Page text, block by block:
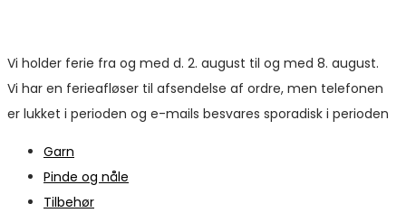
Vi holder ferie fra og med d. 2. august til og med 8. august.
Vi har en ferieafløser til afsendelse af ordre, men telefonen
er lukket i perioden og e-mails besvares sporadisk i perioden
Garn
Pinde og nåle
Tilbehør